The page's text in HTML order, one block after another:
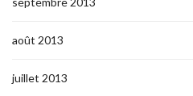
août 2013
juillet 2013